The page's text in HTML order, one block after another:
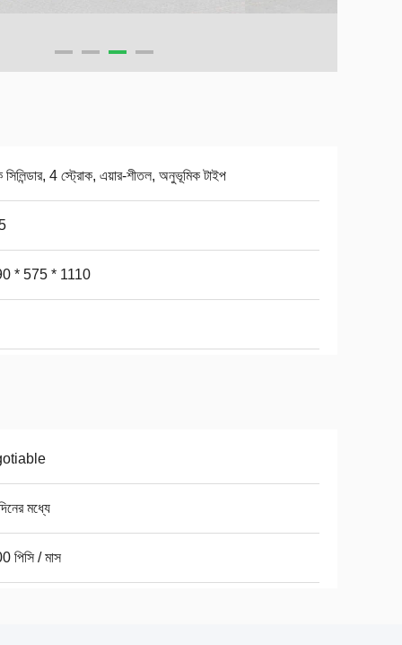
4 স্ট্রোক, এয়ার-শীতল, অনুভূমিক টাইপ
* 575 * 1110
মধ্যে
পিসি / মাস